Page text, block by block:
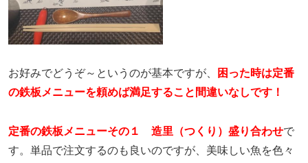
お好みでどうぞ～というのが基本ですが、
困った時は定番
の鉄板メニューを頼めば満足すること間違いなしです！
定番の鉄板メニューその１ 造里（つくり）盛り合わせで
す。単品で注文するのも良いのですが、美味しい魚を色々